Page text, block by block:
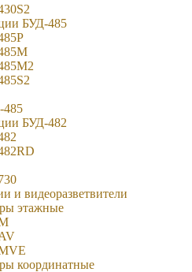
БУД-485
БУД-482
и видеоразветвители
этажные
координатные